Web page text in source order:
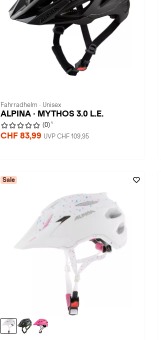
Fahrradhelm · Unisex
ALPINA · MYTHOS 3.0 L.E.
(0) 1
CHF 83,99 UVP CHF 109,95
Sale